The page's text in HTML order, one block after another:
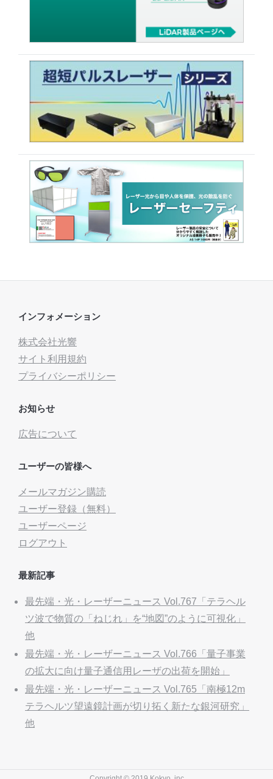
インフォメーション
株式会社光響
サイト利用規約
プライバシーポリシー
お知らせ
広告について
ユーザーの皆様へ
メールマガジン購読
ユーザー登録（無料）
ユーザーページ
ログアウト
最新記事
最先端・光・レーザーニュース Vol.767「テラヘル
ツ波で物質の「ねじれ」を“地図”のように可視化」
他
最先端・光・レーザーニュース Vol.766「量子事業
の拡大に向け量子通信用レーザの出荷を開始」
最先端・光・レーザーニュース Vol.765「南極12m
テラヘルツ望遠鏡計画が切り拓く新たな銀河研究」
他